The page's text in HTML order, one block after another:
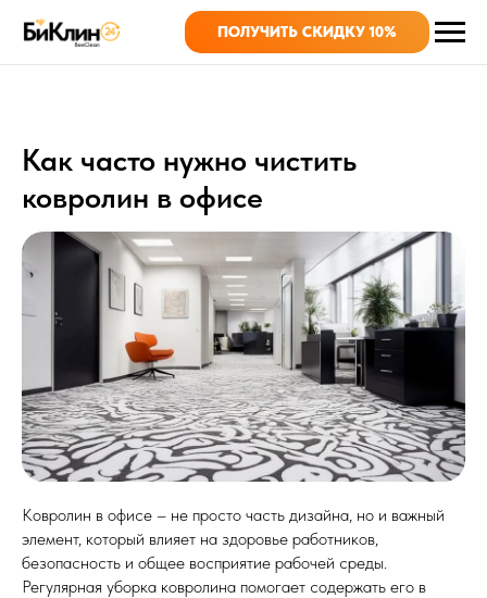
ПОЛУЧИТЬ СКИДКУ 10%
Как часто нужно чистить
ковролин в офисе
Ковролин в офисе – не просто часть дизайна, но и важный
элемент, который влияет на здоровье работников,
безопасность и общее восприятие рабочей среды.
Регулярная уборка ковролина помогает содержать его в